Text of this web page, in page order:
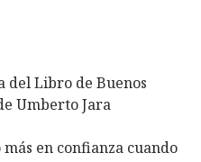
del Libro de Buenos
Umberto Jara
en confianza cuando